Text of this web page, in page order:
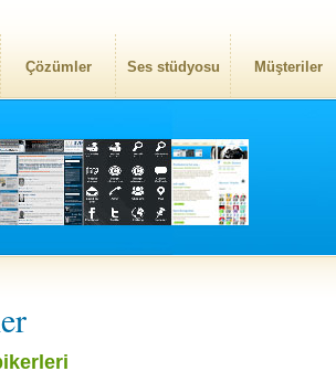
Çözümler Ses stüdyosu Müşteriler